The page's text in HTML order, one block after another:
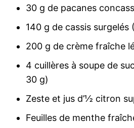
30 g de pacanes
140 g de cassis surgelés
200 g de crème fraîche
4 cuillères à soupe de
30 g)
Zeste et jus d’½ citron
Feuilles de menthe